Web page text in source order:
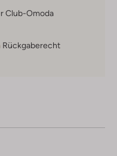
Club-Omoda
Rückgaberecht